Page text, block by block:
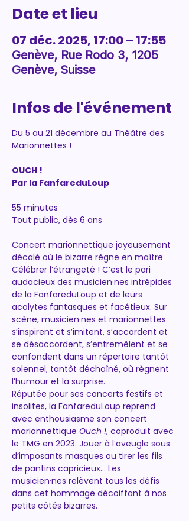
Date et lieu
07 déc. 2025, 17:00 – 17:55
Genève, Rue Rodo 3, 1205
Genève, Suisse
Infos de l'événement
Du 5 au 21 décembre au Théâtre des
Marionnettes !
OUCH !
Par la FanfareduLoup
55 minutes
Tout public, dès 6 ans
Concert marionnettique joyeusement
décalé où le bizarre règne en maître
Célébrer l’étrangeté ! C’est le pari
audacieux des musicien·nes intrépides
de la FanfareduLoup et de leurs
acolytes fantasques et facétieux. Sur
scène, musicien·nes et marionnettes
s’inspirent et s’imitent, s’accordent et
se désaccordent, s’entremêlent et se
confondent dans un répertoire tantôt
solennel, tantôt déchaîné, où règnent
l’humour et la surprise.
Réputée pour ses concerts festifs et
insolites, la FanfareduLoup reprend
avec enthousiasme son concert
marionnettique Ouch !, coproduit avec
le TMG en 2023. Jouer à l’aveugle sous
d’imposants masques ou tirer les fils
de pantins capricieux… Les
musicien·nes relèvent tous les défis
dans cet hommage décoiffant à nos
petits côtés bizarres.